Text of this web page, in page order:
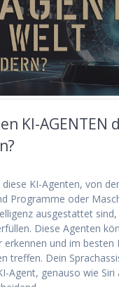
KI-AGENTEN
KI-Agenten, von
Programme oder
ausgestattet
Diese Agenten
erkennen und im besten
treffen. Dein
Agent, genauso wie Siri